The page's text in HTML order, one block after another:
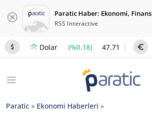
Paratic Haber: Ekonomi, Finans
RSS Interactive
Dolar (%0.18) 47.71
Paratic » Ekonomi Haberleri »